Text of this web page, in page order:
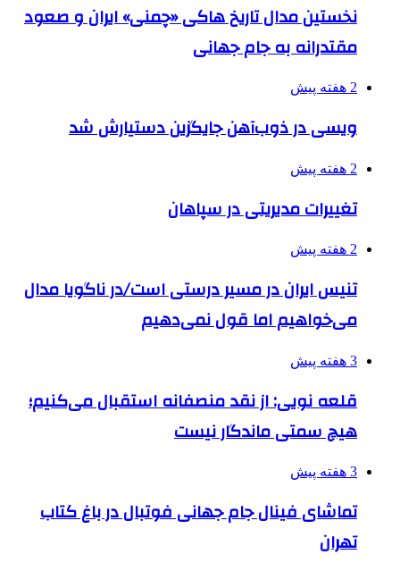
نخستین مدال تاریخ هاکی «چمنی» ایران و صعود
مقتدرانه به جام جهانی
2 هفته پیش
ویسی در ذوب‌آهن جایگزین دستیارش شد
2 هفته پیش
تغییرات مدیریتی در سپاهان
2 هفته پیش
تنیس ایران در مسیر درستی است/در ناگویا مدال
می‌خواهیم اما قول نمی‌دهیم
3 هفته پیش
قلعه نویی: از نقد منصفانه استقبال می‌کنیم؛
هیچ سمتی ماندگار نیست
3 هفته پیش
تماشای فینال جام جهانی فوتبال در باغ کتاب
تهران